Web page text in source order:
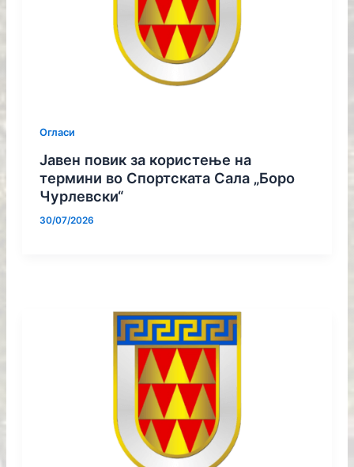
Огласи
Јавен повик за користење на
термини во Спортската Сала „Боро
Чурлевски“
30/07/2026